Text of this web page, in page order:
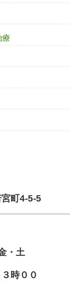
療
町4-5-5
・土
時００